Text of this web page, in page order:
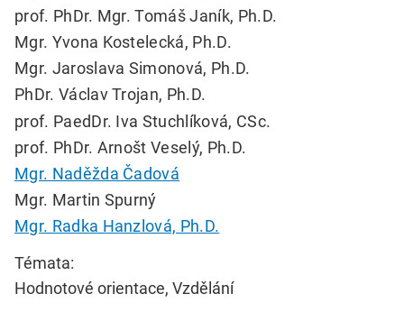
prof. PhDr. Mgr. Tomáš Janík, Ph.D.
Mgr. Yvona Kostelecká, Ph.D.
Mgr. Jaroslava Simonová, Ph.D.
PhDr. Václav Trojan, Ph.D.
prof. PaedDr. Iva Stuchlíková, CSc.
prof. PhDr. Arnošt Veselý, Ph.D.
Mgr. Naděžda Čadová
Mgr. Martin Spurný
Mgr. Radka Hanzlová, Ph.D.
Témata:
Hodnotové orientace, Vzdělání